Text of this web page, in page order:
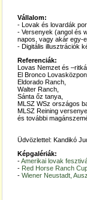
Vállalom:
- Lovak és lovardák
- Versenyek (angol és
napos, vagy akár egy-
- Digitális illusztrációk
Referenciák:
Lovas Nemzet és
El Bronco
Eldorado Ranch,
Walter Ranch,
Sánta őz tanya,
MLSZ WSz országos
MLSZ Reining
és további
Üdvözlettel: Kandikó
Képgalériák:
-Amerikai lovak
- Red Horse Ranch
- Wiener Neustadt,